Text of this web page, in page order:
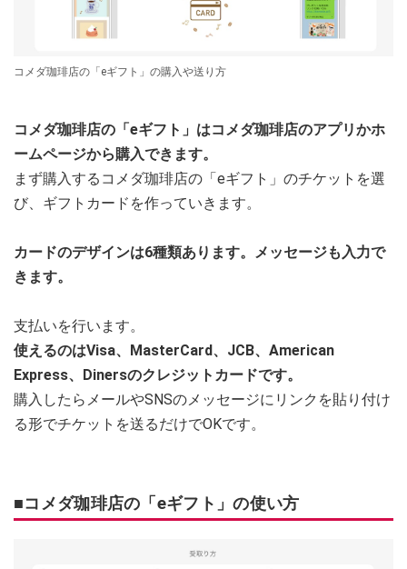
コメダ珈琲店の「eギフト」の購入や送り方
コメダ珈琲店の「eギフト」はコメダ珈琲店のアプリかホ
ームページから購入できます。
まず購入するコメダ珈琲店の「eギフト」のチケットを選
び、ギフトカードを作っていきます。
カードのデザインは6種類あります。メッセージも入力で
きます。
支払いを行います。
使えるのはVisa、MasterCard、JCB、American
Express、Dinersのクレジットカードです。
購入したらメールやSNSのメッセージにリンクを貼り付け
る形でチケットを送るだけでOKです。
■コメダ珈琲店の「eギフト」の使い方